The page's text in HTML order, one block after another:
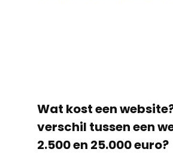
Wat kost een
verschil tussen een
2.500 en 25.000 euro?